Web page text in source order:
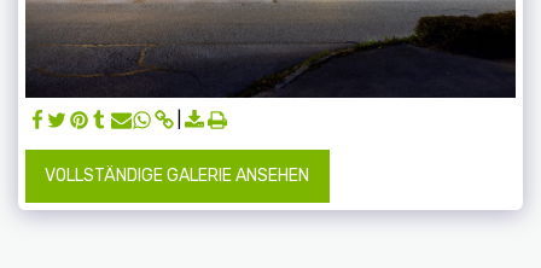
VOLLSTÄNDIGE GALERIE ANSEHEN